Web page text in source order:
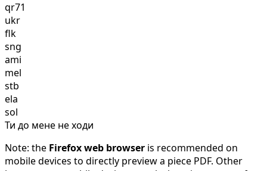
qr71
ukr
flk
sng
ami
mel
stb
ela
sol
Ти до мене не ходи
Note: the Firefox web browser is recommended on
mobile devices to directly preview a piece PDF. Other